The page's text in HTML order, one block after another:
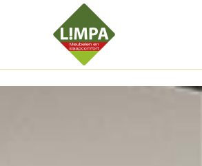
Anhangerma Sommersch